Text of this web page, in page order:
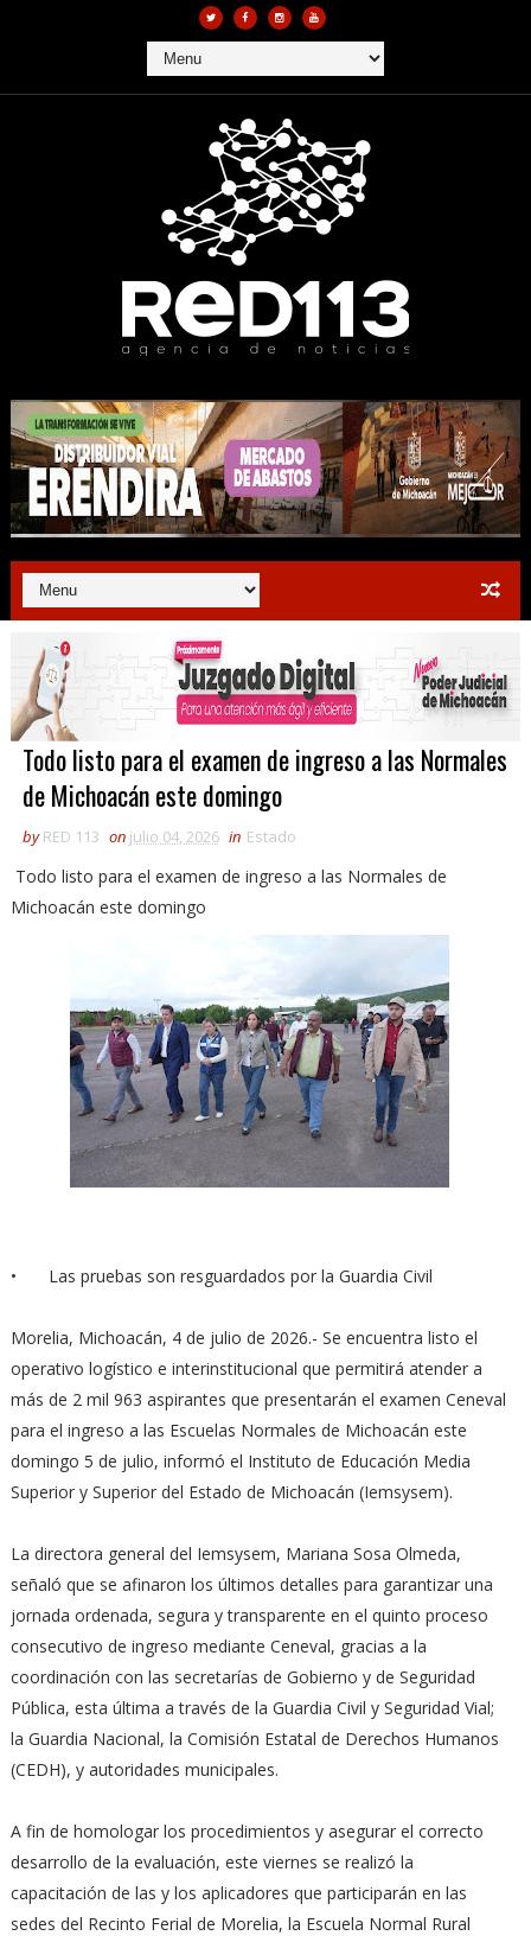
Todo listo para el examen de ingreso a las Normales
de Michoacán este domingo
by RED 113 on julio 04, 2026 in Estado
Todo listo para el examen de ingreso a las Normales de
Michoacán este domingo
• Las pruebas son resguardados por la Guardia Civil
Morelia, Michoacán, 4 de julio de 2026.- Se encuentra listo el
operativo logístico e interinstitucional que permitirá atender a
más de 2 mil 963 aspirantes que presentarán el examen Ceneval
para el ingreso a las Escuelas Normales de Michoacán este
domingo 5 de julio, informó el Instituto de Educación Media
Superior y Superior del Estado de Michoacán (Iemsysem).
La directora general del Iemsysem, Mariana Sosa Olmeda,
señaló que se afinaron los últimos detalles para garantizar una
jornada ordenada, segura y transparente en el quinto proceso
consecutivo de ingreso mediante Ceneval, gracias a la
coordinación con las secretarías de Gobierno y de Seguridad
Pública, esta última a través de la Guardia Civil y Seguridad Vial;
la Guardia Nacional, la Comisión Estatal de Derechos Humanos
(CEDH), y autoridades municipales.
A fin de homologar los procedimientos y asegurar el correcto
desarrollo de la evaluación, este viernes se realizó la
capacitación de las y los aplicadores que participarán en las
sedes del Recinto Ferial de Morelia, la Escuela Normal Rural